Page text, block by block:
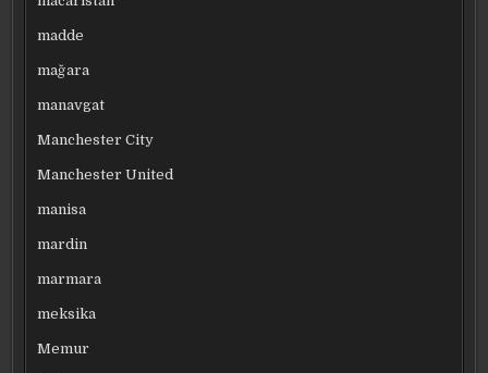
madde
mağara
manavgat
Manchester City
Manchester United
manisa
mardin
marmara
meksika
Memur